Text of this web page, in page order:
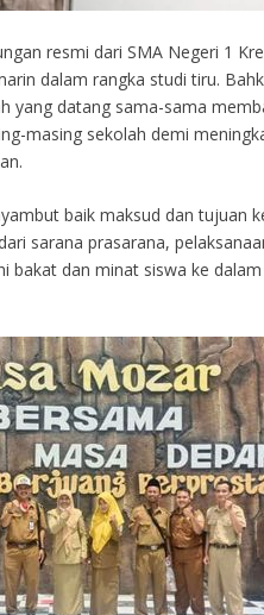
resmi dari SMA Negeri 1
dalam rangka studi tiru.
yang datang sama-sama
masing sekolah demi
baik maksud dan tujuan
sarana prasarana,
bakat dan minat siswa ke